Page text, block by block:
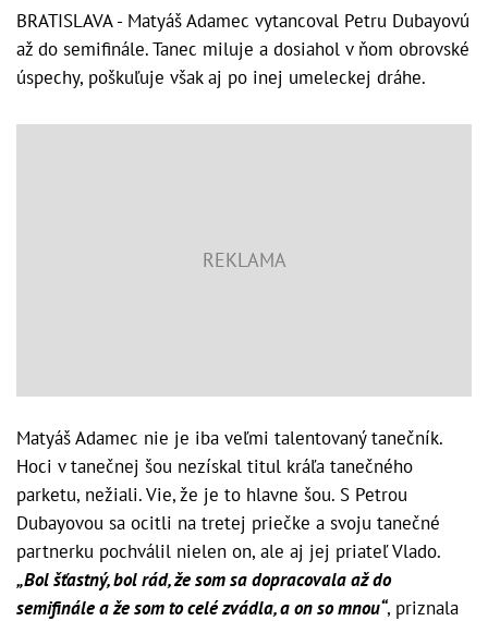
BRATISLAVA - Matyáš Adamec vytancoval Petru Dubayovú
až do semifinále. Tanec miluje a dosiahol v ňom obrovské
úspechy, poškuľuje však aj po inej umeleckej dráhe.
Matyáš Adamec nie je iba veľmi talentovaný tanečník.
Hoci v tanečnej šou nezískal titul kráľa tanečného
parketu, nežiali. Vie, že je to hlavne šou. S Petrou
Dubayovou sa ocitli na tretej priečke a svoju tanečné
partnerku pochválil nielen on, ale aj jej priateľ Vlado.
„Bol šťastný, bol rád, že som sa dopracovala až do
semifinále a že som to celé zvádla, a on so mnou“, priznala